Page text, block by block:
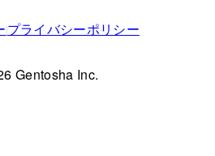
プライバシーポリシー
Gentosha Inc.